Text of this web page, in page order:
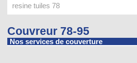
Couvreur 78-95
Nos services de couverture